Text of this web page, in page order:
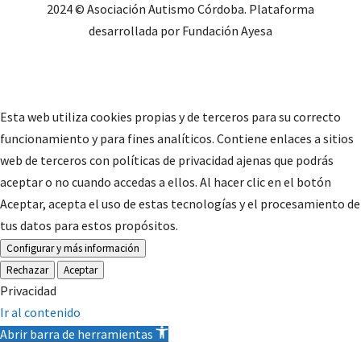
2024 © Asociación Autismo Córdoba. Plataforma
desarrollada por Fundación Ayesa
Esta web utiliza cookies propias y de terceros para su correcto
funcionamiento y para fines analíticos. Contiene enlaces a sitios
web de terceros con políticas de privacidad ajenas que podrás
aceptar o no cuando accedas a ellos. Al hacer clic en el botón
Aceptar, acepta el uso de estas tecnologías y el procesamiento de
tus datos para estos propósitos.
Configurar y más información
Rechazar
Aceptar
Privacidad
Ir al contenido
Abrir barra de herramientas